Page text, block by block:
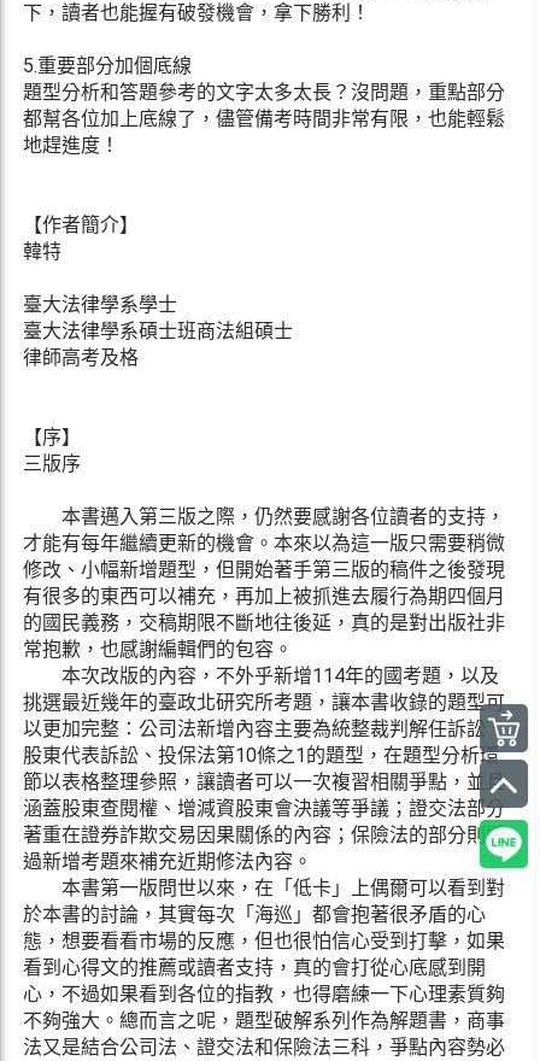
下，讀者也能握有破發機會，拿下勝利！
5.重要部分加個底線
題型分析和答題參考的文字太多太長？沒問題，重點部分
都幫各位加上底線了，儘管備考時間非常有限，也能輕鬆
地趕進度！
【作者簡介】
韓特
臺大法律學系學士
臺大法律學系碩士班商法組碩士
律師高考及格
【序】
三版序
本書邁入第三版之際，仍然要感謝各位讀者的支持，
才能有每年繼續更新的機會。本來以為這一版只需要稍微
修改、小幅新增題型，但開始著手第三版的稿件之後發現
有很多的東西可以補充，再加上被抓進去履行為期四個月
的國民義務，交稿期限不斷地往後延，真的是對出版社非
常抱歉，也感謝編輯們的包容。
本次改版的內容，不外乎新增114年的國考題，以及
挑選最近幾年的臺政北研究所考題，讓本書收錄的題型可
以更加完整：公司法新增內容主要為統整裁判解任訴訟、
股東代表訴訟、投保法第10條之1的題型，在題型分析環
節以表格整理參照，讓讀者可以一次複習相關爭點，並且
涵蓋股東查閱權、增減資股東會決議等爭議；證交法部分
著重在證券詐欺交易因果關係的內容；保險法的部分則透
過新增考題來補充近期修法內容。
本書第一版問世以來，在「低卡」上偶爾可以看到對
於本書的討論，其實每次「海巡」都會抱著很矛盾的心
態，想要看看市場的反應，但也很怕信心受到打擊，如果
看到心得文的推薦或讀者支持，真的會打從心底感到開
心，不過如果看到各位的指教，也得磨練一下心理素質夠
不夠強大。總而言之呢，題型破解系列作為解題書，商事
法又是結合公司法、證交法和保險法三科，爭點內容勢必